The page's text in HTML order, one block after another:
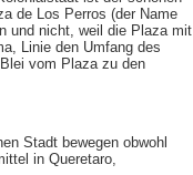
de Los Perros (der Name
und nicht, weil die Plaza mit
Linie den Umfang des
vom Plaza zu den
Stadt bewegen obwohl
in Queretaro,